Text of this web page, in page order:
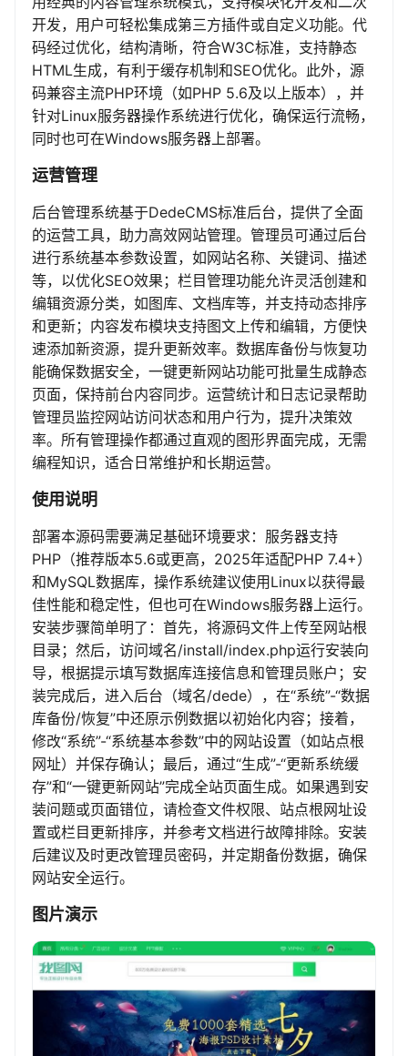
开发，用户可轻松集成第三方插件或自定义功能。代
码经过优化，结构清晰，符合W3C标准，支持静态
HTML生成，有利于缓存机制和SEO优化。此外，源
码兼容主流PHP环境（如PHP 5.6及以上版本），并
针对Linux服务器操作系统进行优化，确保运行流畅，
同时也可在Windows服务器上部署。
运营管理
后台管理系统基于DedeCMS标准后台，提供了全面
的运营工具，助力高效网站管理。管理员可通过后台
进行系统基本参数设置，如网站名称、关键词、描述
等，以优化SEO效果；栏目管理功能允许灵活创建和
编辑资源分类，如图库、文档库等，并支持动态排序
和更新；内容发布模块支持图文上传和编辑，方便快
速添加新资源，提升更新效率。数据库备份与恢复功
能确保数据安全，一键更新网站功能可批量生成静态
页面，保持前台内容同步。运营统计和日志记录帮助
管理员监控网站访问状态和用户行为，提升决策效
率。所有管理操作都通过直观的图形界面完成，无需
编程知识，适合日常维护和长期运营。
使用说明
部署本源码需要满足基础环境要求：服务器支持
PHP（推荐版本5.6或更高，2025年适配PHP 7.4+）
和MySQL数据库，操作系统建议使用Linux以获得最
佳性能和稳定性，但也可在Windows服务器上运行。
安装步骤简单明了：首先，将源码文件上传至网站根
目录；然后，访问域名/install/index.php运行安装向
导，根据提示填写数据库连接信息和管理员账户；安
装完成后，进入后台（域名/dede），在“系统”-“数据
库备份/恢复”中还原示例数据以初始化内容；接着，
修改“系统”-“系统基本参数”中的网站设置（如站点根
网址）并保存确认；最后，通过“生成”-“更新系统缓
存”和“一键更新网站”完成全站页面生成。如果遇到安
装问题或页面错位，请检查文件权限、站点根网址设
置或栏目更新排序，并参考文档进行故障排除。安装
后建议及时更改管理员密码，并定期备份数据，确保
网站安全运行。
图片演示